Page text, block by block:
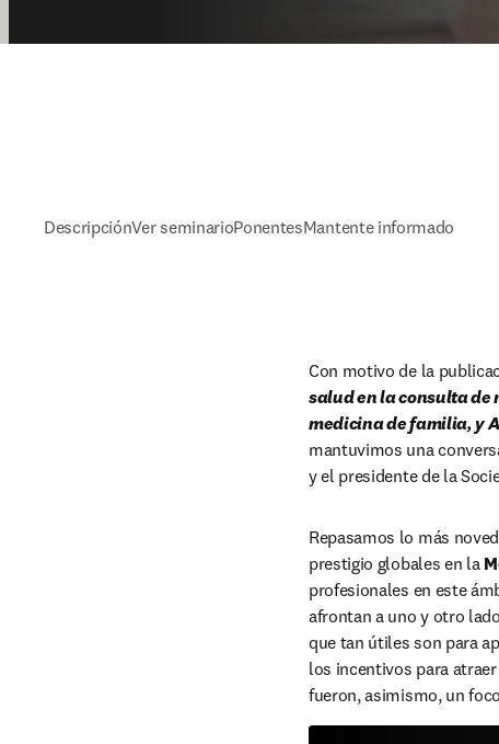
DescripciónVer seminarioPonentesMantente informado
Con motivo de la
salud en la consulta
medicina de familia, y
mantuvimos una
y el presidente de la
Repasamos lo más
prestigio globales en la
profesionales en este
afrontan a uno y otro
que tan útiles son para
los incentivos para
fueron, asimismo, un